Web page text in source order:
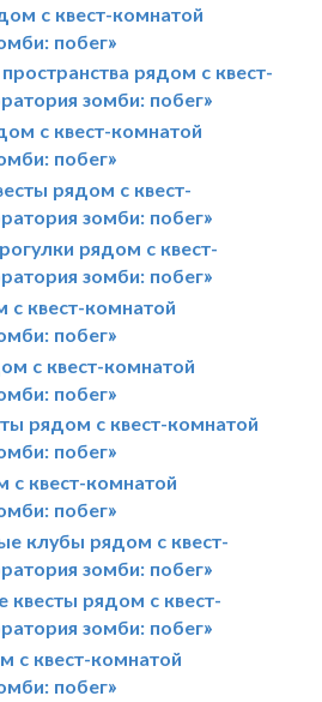
с квест-комнатой
побег»
рядом с квест-
зомби: побег»
с квест-комнатой
побег»
рядом с квест-
зомби: побег»
рядом с квест-
зомби: побег»
с квест-комнатой
побег»
с квест-комнатой
побег»
рядом с квест-комнатой
побег»
с квест-комнатой
побег»
клубы рядом с квест-
зомби: побег»
квесты рядом с квест-
зомби: побег»
с квест-комнатой
побег»